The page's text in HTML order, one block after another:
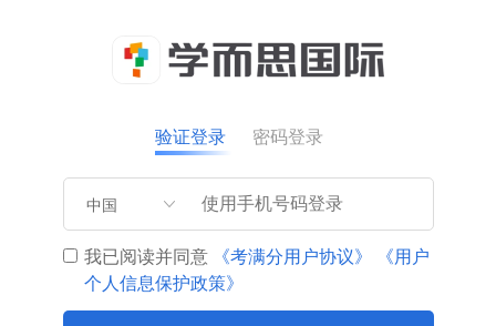
验证登录 密码登录
中国
我已阅读并同意 《考满分用户协议》
《用户
个人信息保护政策》